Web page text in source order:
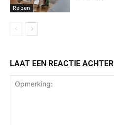
Reizen
LAAT EEN REACTIE ACHTER